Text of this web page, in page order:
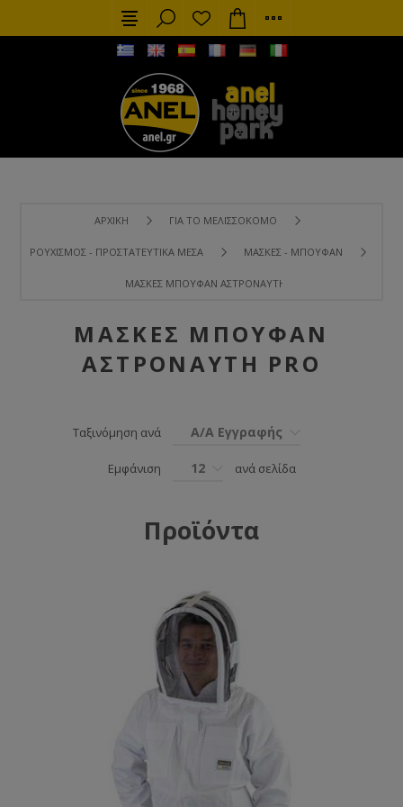
ΑΡΧΙΚΉ ΓΙΑ ΤΟ ΜΕΛΙΣΣΟΚΌΜΟ
ΡΟΥΧΙΣΜΌΣ - ΠΡΟΣΤΑΤΕΥΤΙΚΆ ΜΈΣΑ ΜΆΣΚΕΣ - ΜΠΟΥΦΆΝ
ΜΆΣΚΕΣ ΜΠΟΥΦΆΝ ΑΣΤΡΟΝΑΎΤΗ PRO
ΜΆΣΚΕΣ ΜΠΟΥΦΆΝ
ΑΣΤΡΟΝΑΎΤΗ PRO
Ταξινόμηση ανά Α/Α Εγγραφής
Εμφάνιση 12 ανά σελίδα
Προϊόντα